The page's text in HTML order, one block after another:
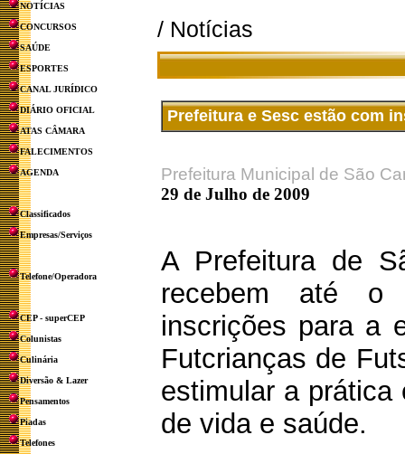
NOTÍCIAS
CONCURSOS
SAÚDE
ESPORTES
CANAL JURÍDICO
DIÁRIO OFICIAL
ATAS CÂMARA
FALECIMENTOS
AGENDA
Classificados
Empresas/Serviços
Telefone/Operadora
CEP - superCEP
Colunistas
Culinária
Diversão & Lazer
Pensamentos
Piadas
Telefones
/ Notícias
Prefeitura e Sesc estão com
Prefeitura Municipal de São
29 de Julho de 2009
A Prefeitura de
recebem até
inscrições para a
Futcrianças de
estimular a prática
de vida e saúde.